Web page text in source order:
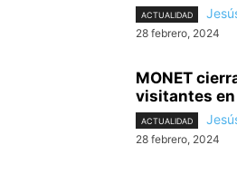
ACTUALIDAD
28 febrero, 2024
MONET
visitantes
ACTUALIDAD
28 febrero, 2024